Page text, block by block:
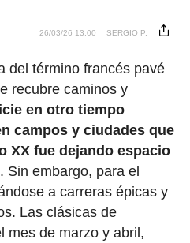
26/03/26 13:00 SERGIO P.
del término francés pavé
recubre caminos y
en otro tiempo
campos y ciudades que
XX fue dejando espacio
. Sin embargo, para el
a carreras épicas y
Las clásicas de
mes de marzo y abril,